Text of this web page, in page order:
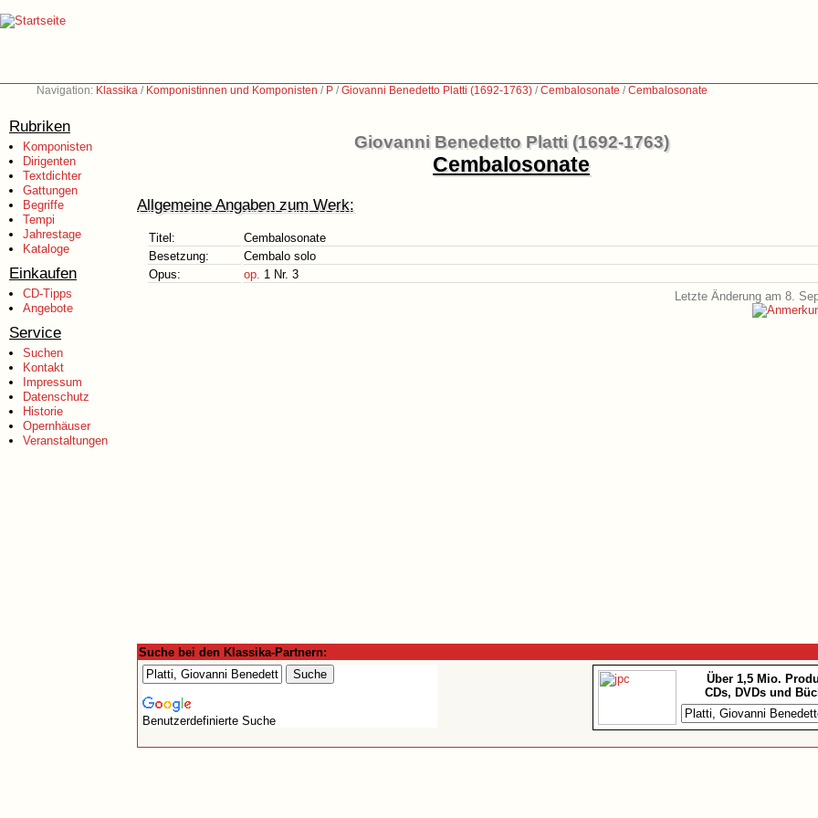
Navigation: Klassika / Komponistinnen und Komponisten / P /Giovanni Benedetto Platti (1692-1763) /Cembalosonate /Cembalosonate
Rubriken
Komponisten
Dirigenten
Textdichter
Gattungen
Begriffe
Tempi
Jahrestage
Kataloge
Einkaufen
CD-Tipps
Angebote
Service
Suchen
Kontakt
Impressum
Datenschutz
Historie
Opernhäuser
Veranstaltungen
Giovanni Benedetto Platti (1692-1763)
Cembalosonate
Allgemeine Angaben zum Werk:
Titel:
Cembalosonate
Besetzung:
Cembalo solo
Opus:
op. 1 Nr. 3
Letzte Änderung am 8.
Suche bei den Klassika-Partnern:
Benutzerdefinierte Suche
Über 1,5 Mio.
CDs, DVDs und